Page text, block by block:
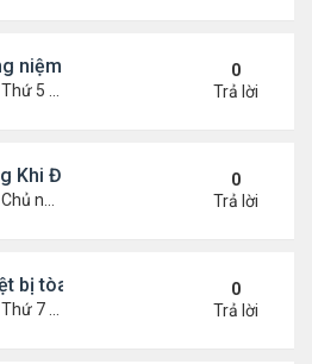
niệm cđ Việt bị ăn cắp
Thứ 5 Tháng 7 09, 2026 6:19 am
0
Trả lời
Khi Đang Đánh Bắt “Vài Con Cá
Chủ nhật Tháng 7 05, 2026 8:47 am
0
Trả lời
bị tòa HQ kết án 10 năm vì vứt bỏ
Thứ 7 Tháng 6 27, 2026 8:01 pm
0
Trả lời